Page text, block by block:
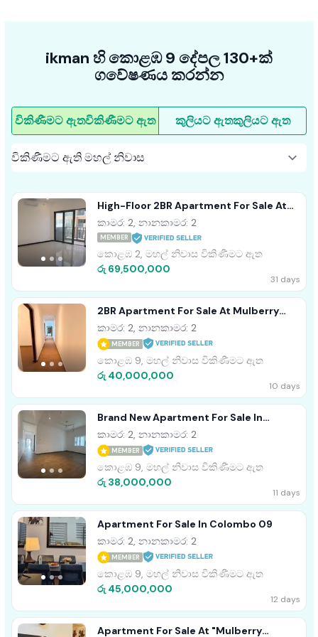
ikman හි කොළඹ 9 දේපල 130+ක්
ගවේෂණය කරන්න
විකිණීමට ඇතවිකිණීමට ඇත කුලියට ඇතකුලියට ඇත
High-Floor 2BR Apartment For Sale At
Trizen – Colombo 2
කාමර: 2, නානකාමර: 2
MEMBER
කොළඹ 2, මහල් නිවාස විකිණීමට ඇත
රු 69,500,000
31 days
2BR Apartment For Sale At Mulberry
Residencies,Col
09|Negotiable(AP4807)
කාමර: 2, නානකාමර: 2
MEMBER
කොළඹ 9, මහල් නිවාස විකිණීමට ඇත
රු 40,000,000
10 days
Brand New Apartment For Sale In
Colombo 09
කාමර: 2, නානකාමර: 2
MEMBER
කොළඹ 9, මහල් නිවාස විකිණීමට ඇත
රු 38,000,000
11 days
Apartment For Sale In Colombo 09
කාමර: 2, නානකාමර: 2
MEMBER
කොළඹ 9, මහල් නිවාස විකිණීමට ඇත
රු 45,000,000
12 days
Apartment For Sale At "Mulberry